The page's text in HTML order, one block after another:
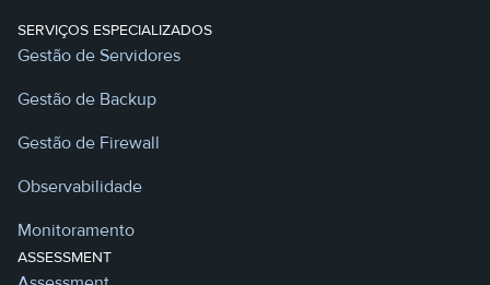
SERVIÇOS ESPECIALIZADOS
Gestão de Servidores
Gestão de Backup
Gestão de Firewall
Observabilidade
Monitoramento
ASSESSMENT